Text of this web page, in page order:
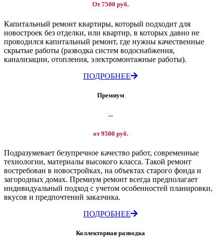
От 7500 руб.
Капитальный ремонт квартиры, который подходит для
новостроек без отделки, или квартир, в которых давно не
проводился капитальный ремонт, где нужны качественные
скрытые работы (разводка систем водоснабжения,
канализации, отопления, электромонтажные работы).
ПОДРОБНЕЕ
Премиум
...
от 9500 руб.
Подразумевает безупречное качество работ, современные
технологии, материалы высокого класса. Такой ремонт
востребован в новостройках, на объектах старого фонда и
загородных домах. Премиум ремонт всегда предполагает
индивидуальный подход с учетом особенностей планировки,
вкусов и предпочтений заказчика.
ПОДРОБНЕЕ
Коллекторная разводка